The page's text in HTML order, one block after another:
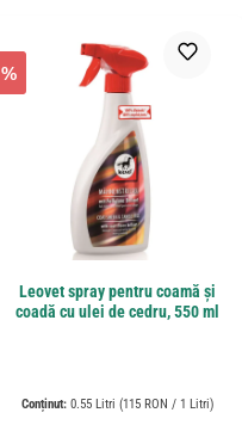
%
Leovet spray pentru coamă și
coadă cu ulei de cedru, 550 ml
Conținut: 0.55 Litri (115 RON / 1 Litri)